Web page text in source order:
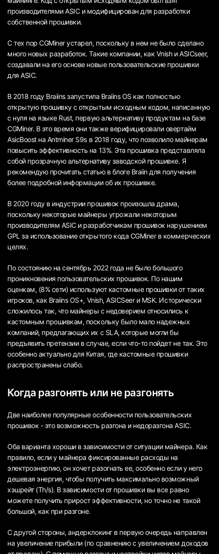
производителями ASIC и модифицирован для разработки
собственной прошивки.
С тех пор CGMiner устарел, поскольку в нем не было сделано
много новых разработок. Такие компании, как Vnish и ASICseer,
создавали на его основе новые пользовательские прошивки
для ASIC.
В 2018 году Braiins запустила Braiins OS как полностью
открытую прошивку с открытым исходным кодом, написанную
с нуля на языке Rust, первую альтернативу продуктам на базе
CGMiner. В это время они также верифицировали овертайм
AsicBoost на Antminer S9s в 2018 году, что позволило майнерам
повысить эффективность на 13%. Эта прошивка представляла
собой прозрачную альтернативу заводской прошивке. Я
рекомендую прочитать статью в блоге Braiin для получения
более подробной информации об их прошивке.
В 2020 году в индустрии прошивок произошла драма,
поскольку некоторые майнеры угрожали некоторым
производителям ASIC и разработчикам прошивок нарушением
GPL за использование открытого кода CGMiner в коммерческих
целях.
По состоянию на сентябрь 2022 года не было большого
проникновения пользовательских прошивок. По нашим
оценкам, (8% сети) используют кастомные прошивки от таких
игроков, как Braiins OS+, Vnish, ASICSeer и MSK. Исторически
сложилось так, что майнеры с недоверием относились к
кастомным прошивкам, поскольку было мало надежных
компаний, предлагающих их с SLA, которые могли бы
предъявить претензии в случае, если что-то пойдет не так. Это
особенно актуально для Китая, где кастомные прошивки
распространены слабо.
Когда разгонять или не разгонять
Две наиболее популярные особенности пользовательских
прошивок - это возможность разгона и недоразгона ASIC.
Оба варианта хороши в зависимости от ситуации майнера. Как
правило, если у майнера фиксированные расходы на
электроэнергию, он хочет разогнать ее, особенно если у него
дешевая энергия, чтобы получить максимально возможный
хэшрейт (Th/s). В зависимости от прошивки вы все равно
можете получить прирост эффективности, но точно не такой
большой, как при разгоне.
С другой стороны, андерклокинг в первую очередь направлен
на увеличение прибыли (по сравнению с увеличением доходов